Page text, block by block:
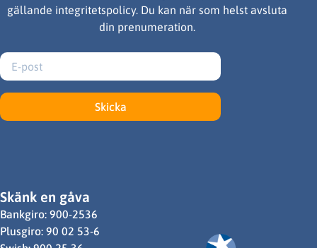
gällande integritetspolicy. Du kan när som helst avsluta
din prenumeration.
Skicka
Skänk en gåva
Bankgiro: 900-2536
Plusgiro: 90 02 53-6